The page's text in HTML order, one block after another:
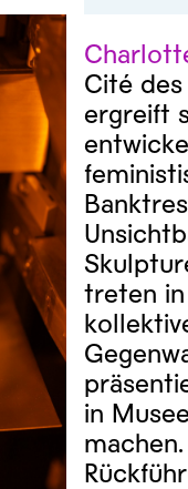
Cité
ergreift
treten in
in